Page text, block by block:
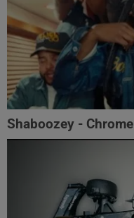
Shaboozey - Chrome